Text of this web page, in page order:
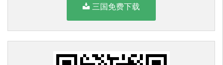
三国免费下载